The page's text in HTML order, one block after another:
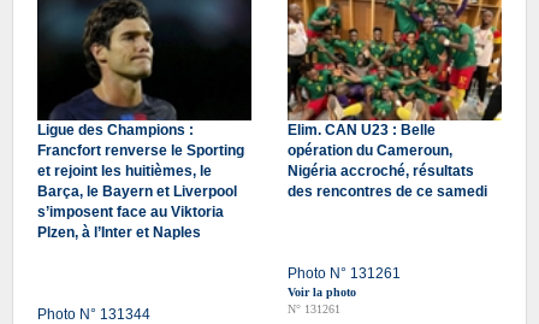
Ligue des Champions :
Francfort renverse le Sporting
et rejoint les huitièmes, le
Barça, le Bayern et Liverpool
s’imposent face au Viktoria
Plzen, à l’Inter et Naples
Photo N° 131344
Elim. CAN U23 : Belle
opération du Cameroun,
Nigéria accroché, résultats
des rencontres de ce samedi
Photo N° 131261
Voir la photo
N° 131261